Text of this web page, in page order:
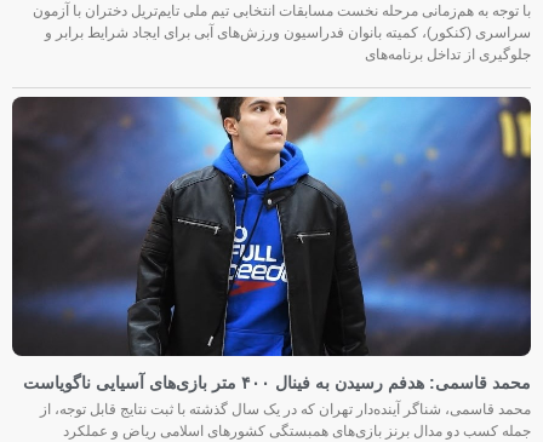
با توجه به هم‌زمانی مرحله نخست مسابقات انتخابی تیم ملی تایم‌تریل دختران با آزمون
سراسری (کنکور)، کمیته بانوان فدراسیون ورزش‌های آبی برای ایجاد شرایط برابر و
جلوگیری از تداخل برنامه‌های
محمد قاسمی: هدفم رسیدن به فینال ۴۰۰ متر بازی‌های آسیایی ناگویاست
محمد قاسمی، شناگر آینده‌دار تهران که در یک سال گذشته با ثبت نتایج قابل توجه، از
جمله کسب دو مدال برنز بازی‌های همبستگی کشورهای اسلامی ریاض و عملکرد